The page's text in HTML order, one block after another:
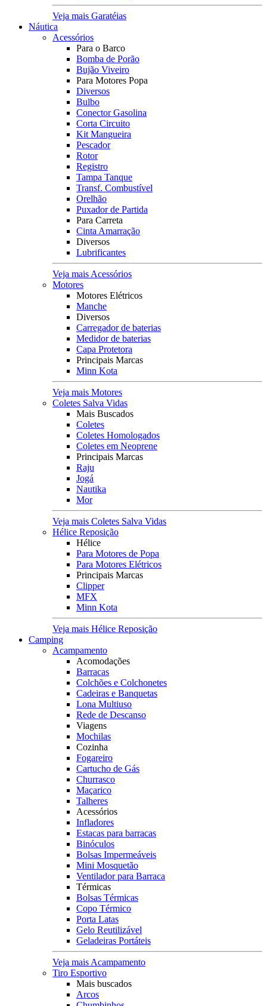
Veja mais Garatéias
Náutica
Acessórios
Para o Barco
Bomba de Porão
Bujão Viveiro
Para Motores Popa
Diversos
Bulbo
Conector Gasolina
Corta Circuito
Kit Mangueira
Pescador
Rotor
Registro
Tampa Tanque
Transf. Combustível
Orelhão
Puxador de Partida
Para Carreta
Cinta Amarração
Diversos
Lubrificantes
Veja mais Acessórios
Motores
Motores Elétricos
Manche
Diversos
Carregador de baterias
Medidor de baterias
Capa Protetora
Principais Marcas
Minn Kota
Veja mais Motores
Coletes Salva Vidas
Mais Buscados
Coletes
Coletes Homologados
Coletes em Neoprene
Principais Marcas
Raju
Jogá
Nautika
Mor
Veja mais Coletes Salva Vidas
Hélice Reposição
Hélice
Para Motores de Popa
Para Motores Elétricos
Principais Marcas
Clipper
MFX
Minn Kota
Veja mais Hélice Reposição
Camping
Acampamento
Acomodações
Barracas
Colchões e Colchonetes
Cadeiras e Banquetas
Lona Multiuso
Rede de Descanso
Viagens
Mochilas
Cozinha
Fogareiro
Cartucho de Gás
Churrasco
Maçarico
Talheres
Acessórios
Infladores
Estacas para barracas
Binóculos
Bolsas Impermeáveis
Mini Mosquetão
Ventilador para Barraca
Térmicas
Bolsas Térmicas
Copo Térmico
Porta Latas
Gelo Reutilizável
Geladeiras Portáteis
Veja mais Acampamento
Tiro Esportivo
Mais buscados
Arcos